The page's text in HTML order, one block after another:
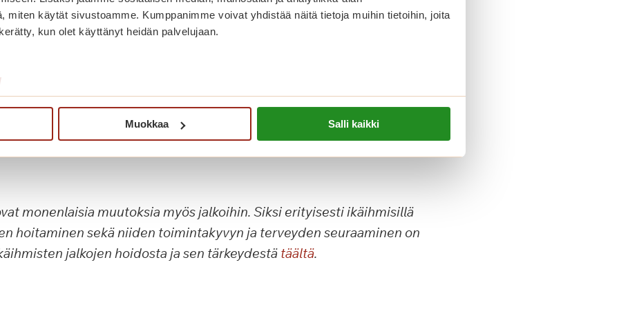
miten käytät sivustoamme. Kumppanimme voivat yhdistää näitä tietoja muihin tietoihin, joita
kun olet käyttänyt heidän palvelujaan.
Muokkaa Salli kaikki
päivittäin.
lyhyinä.
äläkä unohda sääriä. Hyviä voiteita saa ostettua
jalkojen hoitoa. Hanki varrellinen peili, kynsirakenteelle
monenlaisia muutoksia myös jalkoihin. Siksi erityisesti ikäihmisillä
hoitaminen sekä niiden toimintakyvyn ja terveyden seuraaminen on
jalkojen hoidosta ja sen tärkeydestä täältä.